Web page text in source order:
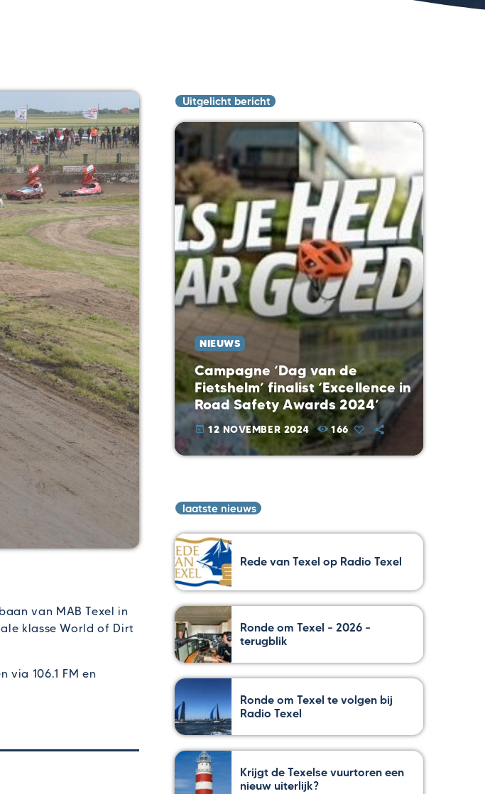
van MAB Texel in
klasse World of Dirt
via 106.1 FM en
Uitgelicht bericht
NIEUWS
Campagne ‘Dag van de
Fietshelm’ finalist ‘Excellence in
Road Safety Awards 2024’
today 12 NOVEMBER 2024 166
laatste nieuws
Rede van Texel op Radio Texel
Ronde om Texel – 2026 –
terugblik
Ronde om Texel te volgen bij
Radio Texel
Krijgt de Texelse vuurtoren een
nieuw uiterlijk?